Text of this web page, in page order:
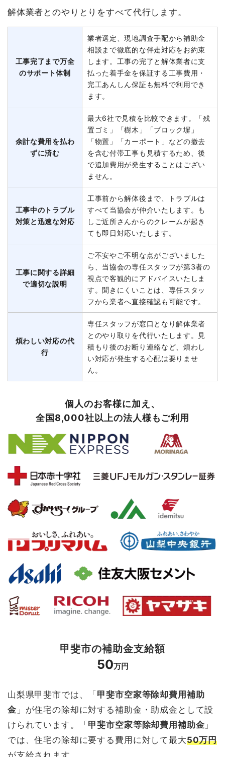
解体業者とのやりとりをすべて代行します。
工事完了まで万全
のサポート体制
業者選定、現地調査手配から補助金
相談まで徹底的な伴走対応をお約束
します。工事の完了と解体業者に支
払った着手金を保証する工事費用・
完工あんしん保証も無料で利用でき
ます。
余計な費用を払わ
ずに済む
最大6社で見積を比較できます。「残
置ゴミ」「樹木」「ブロック塀」
「物置」「カーポート」などの撤去
を含む付帯工事も見積するため、後
で追加費用が発生することはござい
ません。
工事中のトラブル
対策と迅速な対応
工事前から解体後まで、トラブルは
すべて当協会が仲介いたします。も
しご近所さんからのクレームが起き
ても即日対応いたします。
工事に関する詳細
で適切な説明
ご不安やご不明な点がございました
ら、当協会の専任スタッフが第3者の
視点で客観的にアドバイスいたしま
す。聞きにくいことは、専任スタッ
フから業者へ直接確認も可能です。
煩わしい対応の代
行
専任スタッフが窓口となり解体業者
とのやり取りを代行いたします。見
積もり後のお断り連絡など、煩わし
い対応が発生する心配は要りませ
ん。
個人のお客様に加え、
全国8,000社以上の法人様もご利用
甲斐市の補助金支給額
50万円
山梨県甲斐市では、「 甲斐市空家等除却費用補助
金 」が住宅の除却に対する補助金・助成金として設
けられています。「 甲斐市空家等除却費用補助金 」
では、住宅の除却に要する費用に対して最大50万円